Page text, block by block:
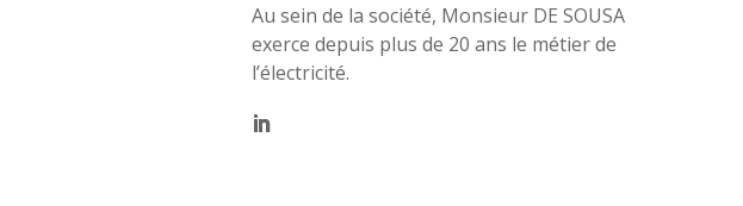
Au sein de la société, Monsieur DE SOUSA
exerce depuis plus de 20 ans le métier de
l’électricité.